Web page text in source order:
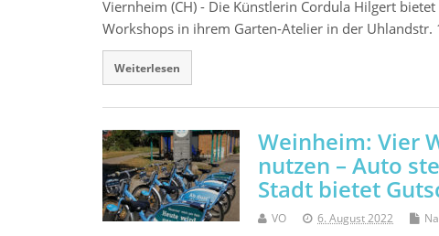
Viernheim (CH) - Die Künstlerin Cordula Hilgert
Workshops in ihrem Garten-Atelier in der
Weiterlesen
Weinheim: Vier
nutzen – Auto
Stadt bietet
VO 6. August 2022